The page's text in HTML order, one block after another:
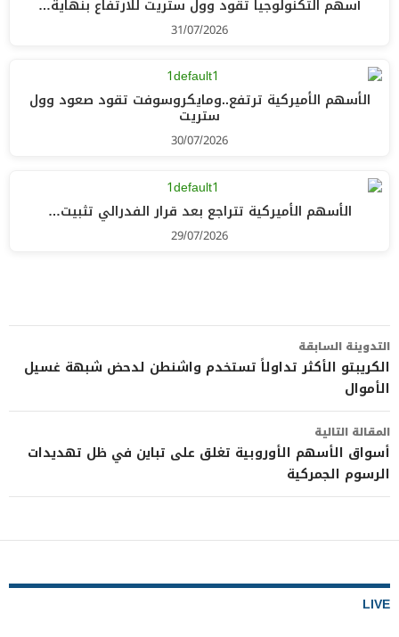
أسهم التكنولوجيا تقود وول ستريت للارتفاع بنهاية…
31/07/2026
الأسهم الأميركية ترتفع..ومايكروسوفت تقود صعود وول
ستريت
30/07/2026
الأسهم الأميركية تتراجع بعد قرار الفدرالي تثبيت…
29/07/2026
تصفّح
المقالات
التدوينة السابقة
الكريبتو الأكثر تداولاً تستخدم واشنطن لدحض شبهة غسيل
الأموال
المقالة التالية
أسواق الأسهم الأوروبية تغلق على تباين في ظل تهديدات
الرسوم الجمركية
LIVE